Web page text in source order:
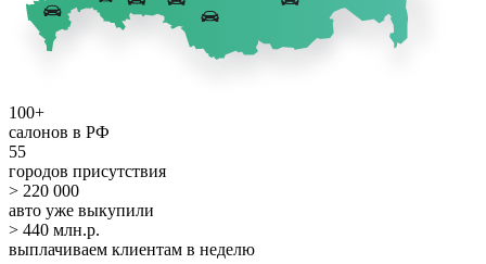
100+
салонов в РФ
55
городов присутствия
> 220 000
авто уже выкупили
> 440 млн.р.
выплачиваем клиентам в неделю